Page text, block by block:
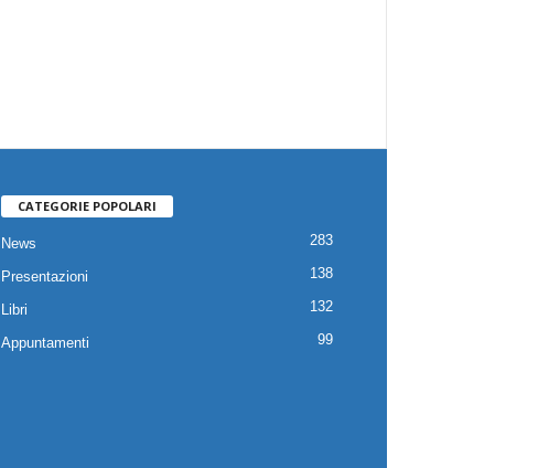
CATEGORIE POPOLARI
News 283
Presentazioni 138
Libri 132
Appuntamenti 99